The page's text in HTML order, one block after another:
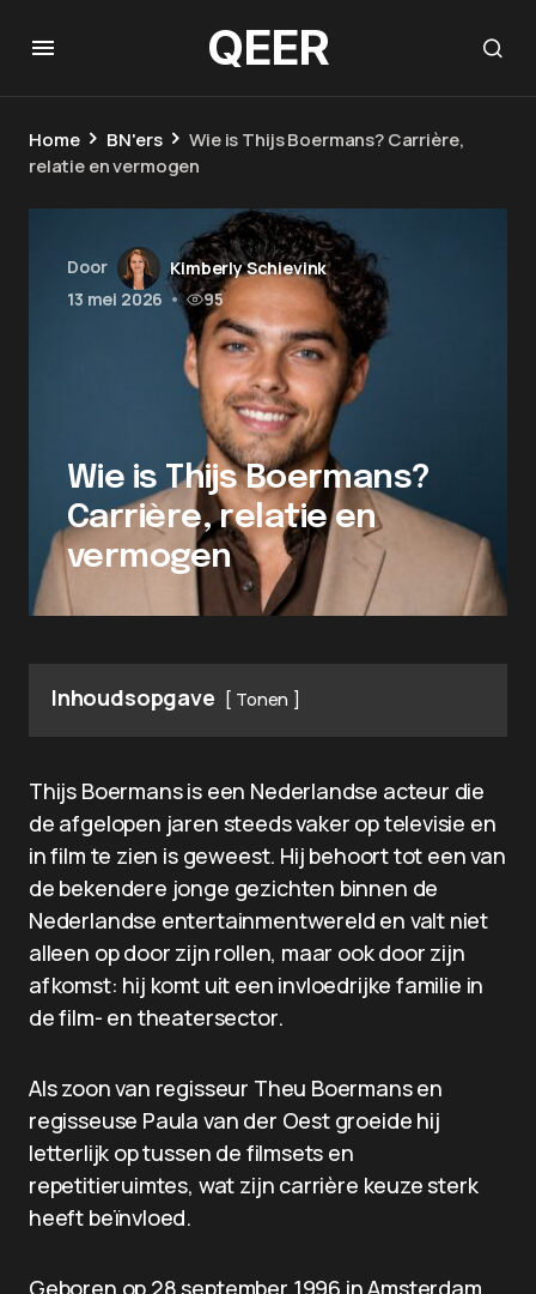
QEER
Home BN'ers
Wie is Thijs Boermans? Carrière,
relatie en vermogen
Door
Kimberly Schievink
13 mei 2026 • 95
Wie is Thijs Boermans?
Carrière, relatie en
vermogen
Inhoudsopgave Tonen
Thijs Boermans is een Nederlandse acteur die
de afgelopen jaren steeds vaker op televisie en
in film te zien is geweest. Hij behoort tot een van
de bekendere jonge gezichten binnen de
Nederlandse entertainmentwereld en valt niet
alleen op door zijn rollen, maar ook door zijn
afkomst: hij komt uit een invloedrijke familie in
de film- en theatersector.
Als zoon van regisseur Theu Boermans en
regisseuse Paula van der Oest groeide hij
letterlijk op tussen de filmsets en
repetitieruimtes, wat zijn carrière keuze sterk
heeft beïnvloed.
Geboren op 28 september 1996 in Amsterdam